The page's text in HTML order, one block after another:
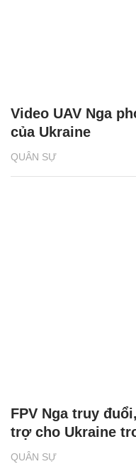
QUÂN SỰ
Video UAV Nga
của Ukraine
QUÂN SỰ
FPV Nga truy
trợ cho Ukraine